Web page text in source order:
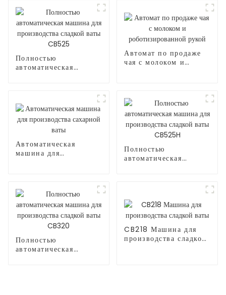
Полностью
автоматическая
Автомат по продаже
чая с молоком и
Автоматическая
машина для
Полностью
автоматическая
Полностью
автоматическая
CB218 Машина для
производства сладкой